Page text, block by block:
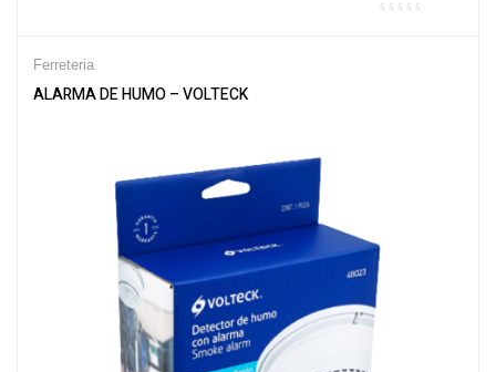
Ferreteria
ALARMA DE HUMO – VOLTECK